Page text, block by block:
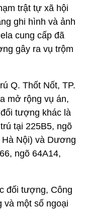
trật tự xã hội
ghi hình và ảnh
cung cấp đã
gây ra vụ trộm
Q. Thốt Nốt, TP.
mở rộng vụ án,
tượng khác là
tại 225B5, ngõ
Hà Nội) và Dương
ngõ 64A14,
đối tượng, Công
và một số ngoại